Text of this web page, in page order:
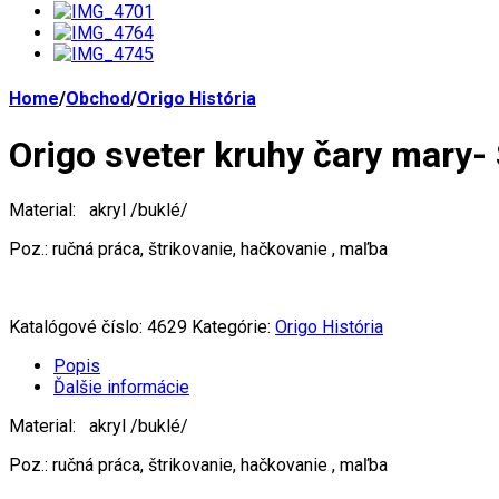
Home/Obchod/Origo História
Origo sveter kruhy čary mary-
Material: akryl /buklé/
Poz.: ručná práca, štrikovanie, hačkovanie , maľba
Katalógové číslo: 4629 Kategórie: Origo História
Popis
Ďalšie informácie
Material: akryl /buklé/
Poz.: ručná práca, štrikovanie, hačkovanie , maľba